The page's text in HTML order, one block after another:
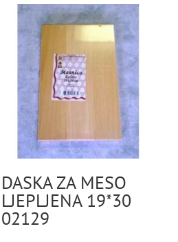
DASKA ZA MESO
LJEPLJENA 19*30
02129